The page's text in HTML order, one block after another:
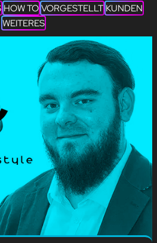
HOW TO VORGESTELLT KUNDEN
WEITERES